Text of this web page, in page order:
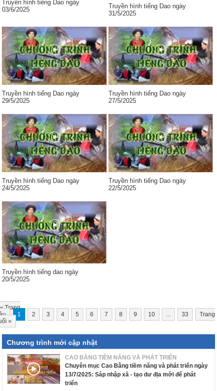
Truyền hình tiếng Dao ngày
03/6/2025
Truyền hình tiếng Dao ngày
31/5/2025
Truyền hình tiếng Dao ngày
29/5/2025
Truyền hình tiếng Dao ngày
27/5/2025
Truyền hình tiếng Dao ngày
24/5/2025
Truyền hình tiếng Dao ngày
22/5/2025
Truyền hình tiếng dao ngày
20/5/2025
«Trang
1 2 3 4 5 6 7 8 9 10 33
Trang
»
Chương trình mới cập nhật
CAO BẰNG TIỀM NĂNG VÀ PHÁT TRIỂN
Chuyên mục Cao Bằng tiềm năng và phát triển ngày
13/7/2025: Sáp nhập xã - tạo dư địa mới để phát
triển